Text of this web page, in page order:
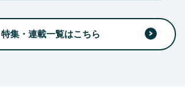
特集・連載一覧はこちら